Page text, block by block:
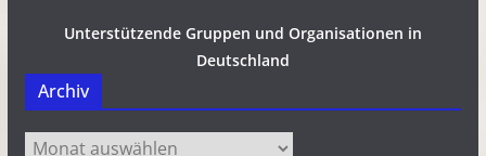
Unterstützende Gruppen und Organisationen in
Deutschland
Archiv
Archiv